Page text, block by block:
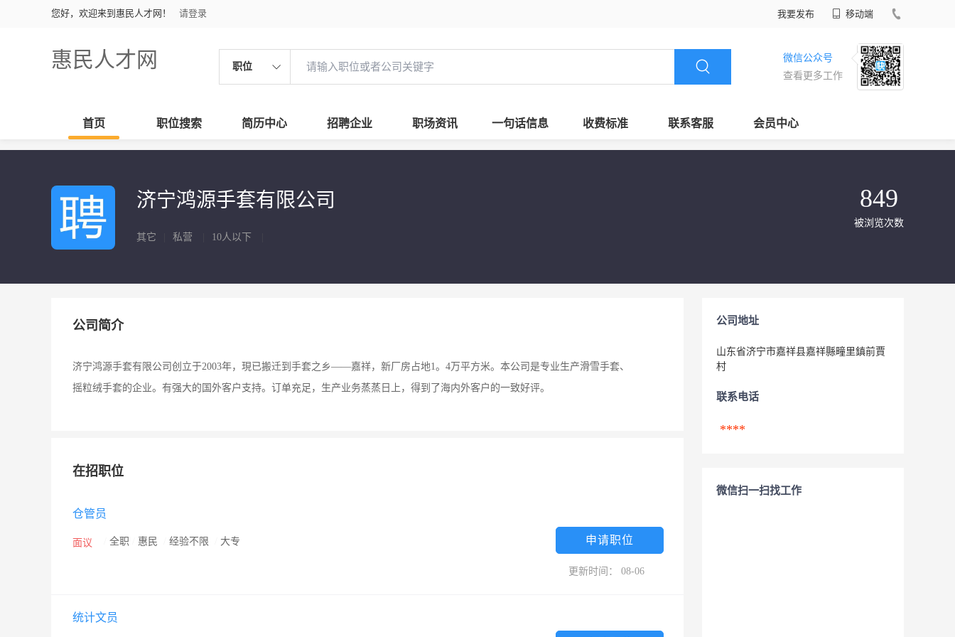
您好，欢迎来到惠民人才网！ 请登录 我要发布 移动端
惠民人才网 职位
微信公众号
查看更多工作
首页 职位搜索 简历中心 招聘企业 职场资讯 一句话信息 收费标准 联系客服 会员中心
济宁鸿源手套有限公司
其它 私营 10人以下
849
被浏览次数
公司简介
济宁鸿源手套有限公司创立于2003年，現已搬迁到手套之乡——嘉祥，新厂房占地1。4万平方米。本公司是专业生产滑雪手套、
摇粒绒手套的企业。有强大的国外客户支持。订单充足，生产业务蒸蒸日上，得到了海内外客户的一致好评。
在招职位
仓管员
面议 全职 惠民 经验不限 大专 申请职位
更新时间： 08-06
统计文员
公司地址
山东省济宁市嘉祥县嘉祥縣疃里鎮前賈
村
联系电话
****
微信扫一扫找工作